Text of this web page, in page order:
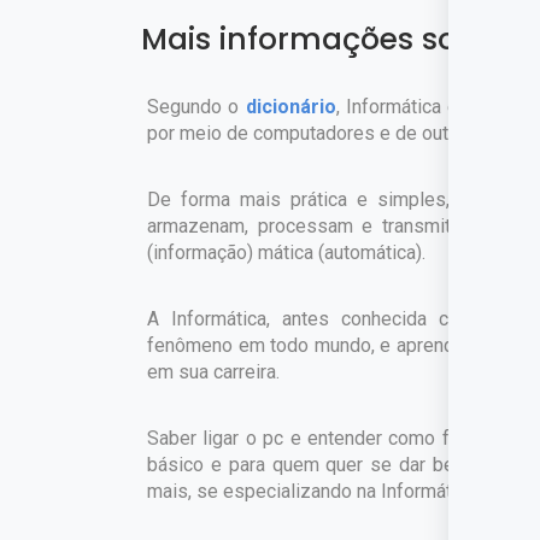
Mais informações sobre o
Segundo o dicionário, Informática é a
por meio de computadores e de outros
De forma mais prática e simples,
armazenam, processam e transmitem
(informação) mática (automática).
A Informática, antes conhecida como
fenômeno em todo mundo, e aprendizado
em sua carreira.
Saber ligar o pc e entender como funciona o
básico e para quem quer se dar bem
mais, se especializando na Informática